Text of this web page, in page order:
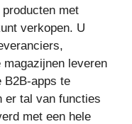
met
verkopen. U
magazijnen leveren
B2B-apps te
er tal van functies
met een hele